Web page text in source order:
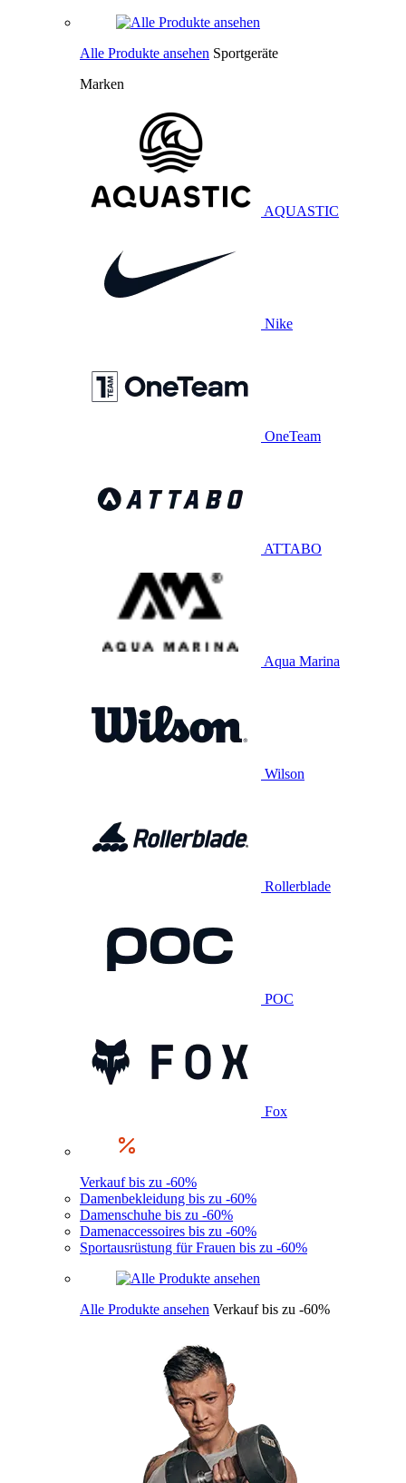
Alle Produkte ansehen Sportgeräte
Marken
AQUASTIC
Nike
OneTeam
ATTABO
Aqua Marina
Wilson
Rollerblade
POC
Fox
Verkauf bis zu -60%
Damenbekleidung bis zu -60%
Damenschuhe bis zu -60%
Damenaccessoires bis zu -60%
Sportausrüstung für Frauen bis zu -60%
Alle Produkte ansehen Verkauf bis zu -60%